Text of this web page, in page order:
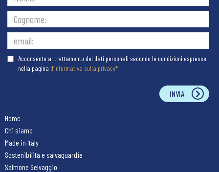
Acconsento al trattamento dei dati personali secondo le condizioni espresse
nella pagina d’informativa sulla privacy*
INVIA
Home
Chi siamo
Made in Italy
Sostenibilità e salvaguardia
Salmone Selvaggio